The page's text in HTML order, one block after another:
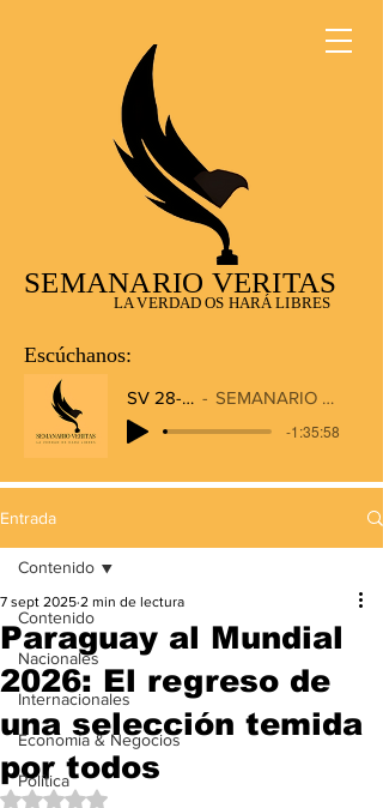
SEMANARIO VERITAS
LA VERDAD OS HARÁ LIBRES
Escúchanos:
SV 28-12-2025
SEMANARIO VERITAS RADIO
-1:35:58
Entrada
Contenido
Nacionales
Internacionales
Economía & Negocios
Política
Contenido
Paraguay al Mundial
2026: El regreso de
una selección temida
por todos
7 sept 2025 2 min de lectura
Obtuvo NaN de 5 estrellas.